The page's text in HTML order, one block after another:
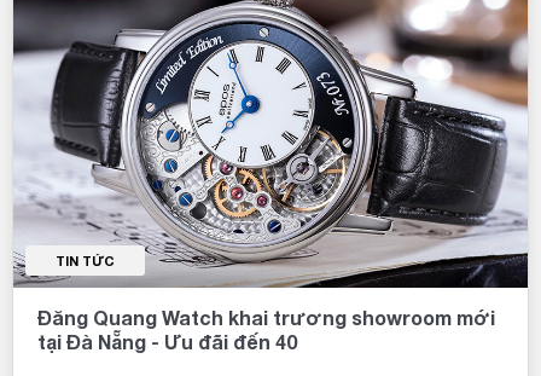
TIN TỨC
Đăng Quang Watch khai trương showroom mới
tại Đà Nẵng - Ưu đãi đến 40